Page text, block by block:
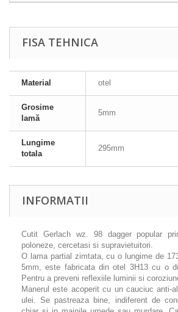
FISA TEHNICA
Material otel
Grosime
lamă
5mm
Lungime
totala
295mm
INFORMATII
Cutit Gerlach wz. 98 dagger popular
poloneze, cercetasi si supravietuitori.
O lama partial zimtata, cu o lungime de
5mm, este fabricata din otel 3H13 cu o
Pentru a preveni reflexiile luminii si
Manerul este acoperit cu un cauciuc anti-
ulei. Se pastreaza bine, indiferent de